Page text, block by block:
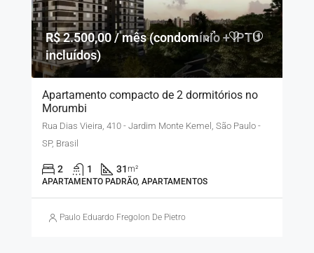
R$ 2.500,00 / mês (condomínio + IPTU
incluídos)
Apartamento compacto de 2 dormitórios no
Morumbi
Rua Dias Vieira, 410 - Jardim Monte Kemel, São Paulo -
SP, Brasil
2 1 31m²
APARTAMENTO PADRÃO, APARTAMENTOS
Paulo Eduardo Fregolon De Pietro